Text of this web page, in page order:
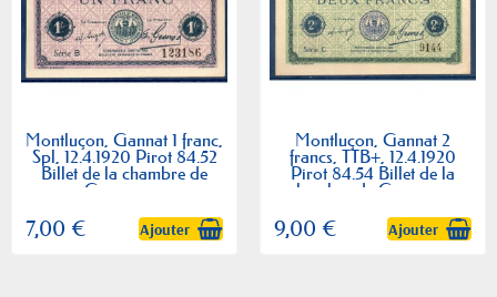
Montluçon, Gannat 1 franc,
Spl, 12.4.1920 Pirot 84.52
Billet de la chambre de
Commerce
7,00 € Ajouter
Montluçon, Gannat 2
francs, TTB+, 12.4.1920
Pirot 84.54 Billet de la
chambre de Commerce
9,00 € Ajouter